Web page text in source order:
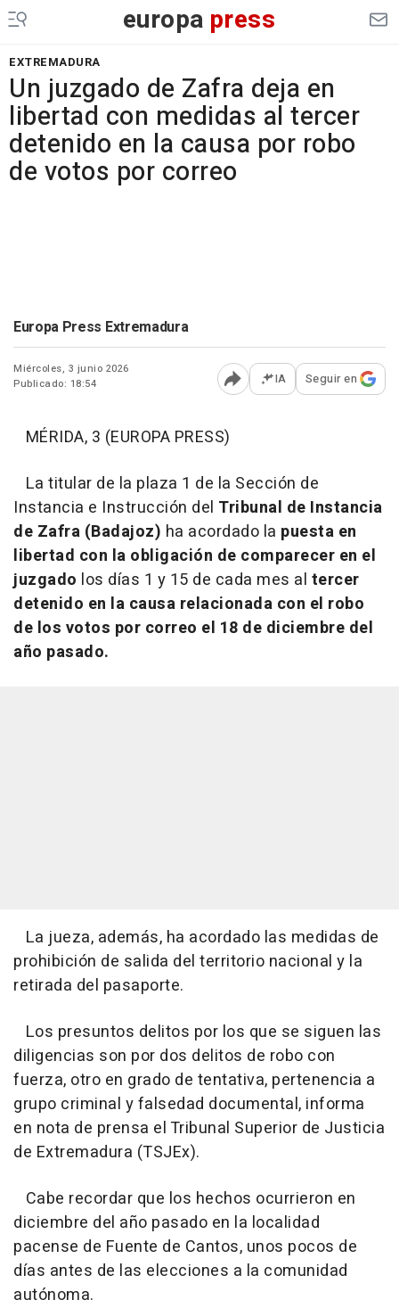
europa press
EXTREMADURA
Un juzgado de Zafra deja en
libertad con medidas al tercer
detenido en la causa por robo
de votos por correo
Europa Press Extremadura
Miércoles, 3 junio 2026
Publicado: 18:54
Abrir opciones para
IA Seguir en
MÉRIDA, 3 (EUROPA PRESS)
La titular de la plaza 1 de la Sección de
Instancia e Instrucción del Tribunal de Instancia
de Zafra (Badajoz) ha acordado la puesta en
libertad con la obligación de comparecer en el
juzgado los días 1 y 15 de cada mes al tercer
detenido en la causa relacionada con el robo
de los votos por correo el 18 de diciembre del
año pasado.
La jueza, además, ha acordado las medidas de
prohibición de salida del territorio nacional y la
retirada del pasaporte.
Los presuntos delitos por los que se siguen las
diligencias son por dos delitos de robo con
fuerza, otro en grado de tentativa, pertenencia a
grupo criminal y falsedad documental, informa
en nota de prensa el Tribunal Superior de Justicia
de Extremadura (TSJEx).
Cabe recordar que los hechos ocurrieron en
diciembre del año pasado en la localidad
pacense de Fuente de Cantos, unos pocos de
días antes de las elecciones a la comunidad
autónoma.